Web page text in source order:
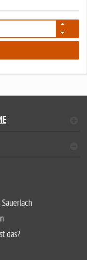
5692
das?